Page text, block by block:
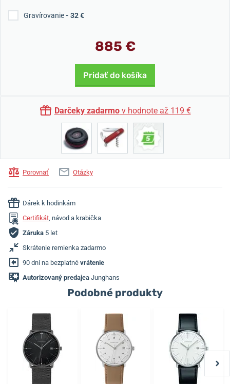
Gravírovanie- 32 €
885 €
Pridať do košíka
Darčeky zadarmov hodnote až 119 €
Porovnať Otázky
Dárek k hodinkám
Certifikát, návod a krabička
Záruka 5 let
Skrátenie remienka zadarmo
90 dní na bezplatné vrátenie
Autorizovaný predajca Junghans
Podobné produkty